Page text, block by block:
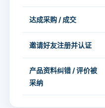
达成采购 / 成交
邀请好友注册并认证
产品资料纠错 / 评价被
采纳